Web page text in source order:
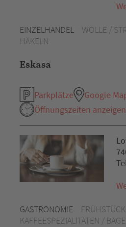
EINZELHANDEL
WOLLE /
HÄKELN
Eskasa
Parkplätze
Google
Öffnungszeiten anzeigen
GASTRONOMIE
KAFFEESPEZIALITÄTEN /